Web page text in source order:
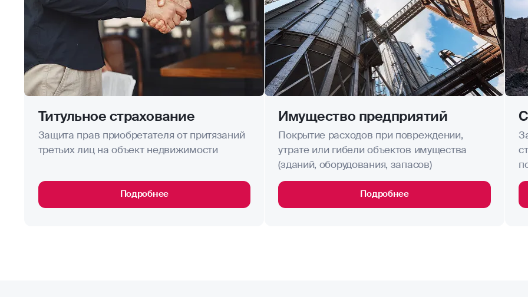
Титульное страхование
Защита прав приобретателя от притязаний
третьих лиц на объект недвижимости
Подробнее
Имущество предприятий
Покрытие расходов при повреждении,
утрате или гибели объектов имущества
(зданий, оборудования, запасов)
Подробнее